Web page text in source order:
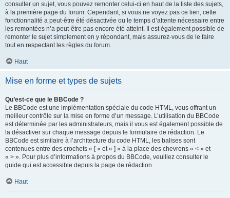
consulter un sujet, vous pouvez remonter celui-ci en haut de la liste des sujets,
à la première page du forum. Cependant, si vous ne voyez pas ce lien, cette
fonctionnalité a peut-être été désactivée ou le temps d’attente nécessaire entre
les remontées n’a peut-être pas encore été atteint. Il est également possible de
remonter le sujet simplement en y répondant, mais assurez-vous de le faire
tout en respectant les règles du forum.
Haut
Mise en forme et types de sujets
Qu’est-ce que le BBCode ?
Le BBCode est une implémentation spéciale du code HTML, vous offrant un
meilleur contrôle sur la mise en forme d’un message. L’utilisation du BBCode
est déterminée par les administrateurs, mais il vous est également possible de
la désactiver sur chaque message depuis le formulaire de rédaction. Le
BBCode est similaire à l’architecture du code HTML, les balises sont
contenues entre des crochets « [ » et « ] » à la place des chevrons « < » et
« > ». Pour plus d’informations à propos du BBCode, veuillez consulter le
guide qui est accessible depuis la page de rédaction.
Haut